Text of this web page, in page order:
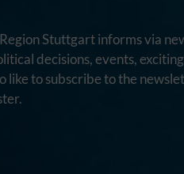
Stuttgart informs via
decisions, events,
like to subscribe to the